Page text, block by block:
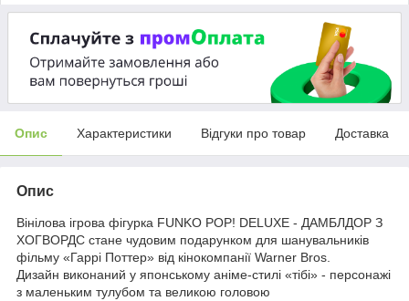
Опис Характеристики Відгуки про товар Доставка
Опис
Вінілова ігрова фігурка FUNKO POP! DELUXE - ДАМБЛДОР З
ХОГВОРДС стане чудовим подарунком для шанувальників
фільму «Гаррі Поттер» від кінокомпанії Warner Bros.
Дизайн виконаний у японському аніме-стилі «тібі» - персонажі
з маленьким тулубом та великою головою